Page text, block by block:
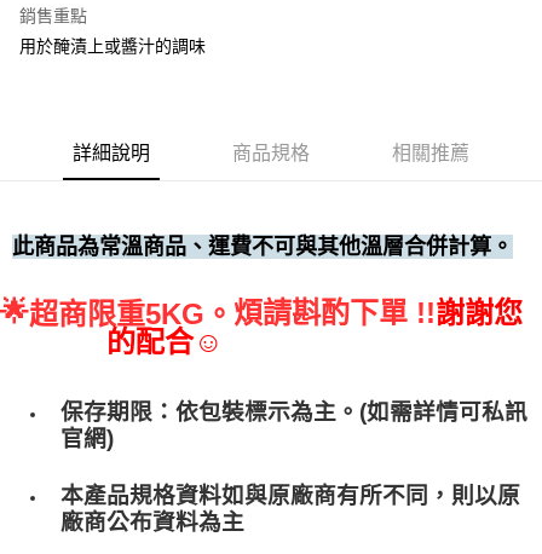
(請點開選項勾選)
每筆NT$250
銷售重點
用於醃漬上或醬汁的調味
詳細說明 商品規格 相關推薦
此商品為常溫商品、運費不可與其他溫層合併計算。
🌟超商限重5KG。 煩請斟酌下單 !!謝謝您
的配合☺
保存期限：依包裝標示為主。(如需詳情可私訊
官網)
本產品規格資料如與原廠商有所不同，則以原
廠商公布資料為主